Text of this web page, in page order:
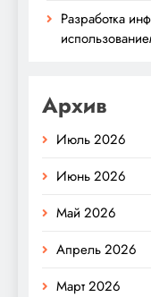
Разработка
Архив
Июль 2026
Июнь 2026
Май 2026
Апрель 2026
Март 2026